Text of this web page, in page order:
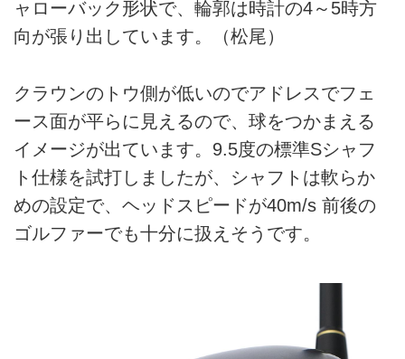
ャローバック形状で、輪郭は時計の4～5時方
向が張り出しています。（松尾）
クラウンのトウ側が低いのでアドレスでフェ
ース面が平らに見えるので、球をつかまえる
イメージが出ています。9.5度の標準Sシャフ
ト仕様を試打しましたが、シャフトは軟らか
めの設定で、ヘッドスピードが40m/s 前後の
ゴルファーでも十分に扱えそうです。